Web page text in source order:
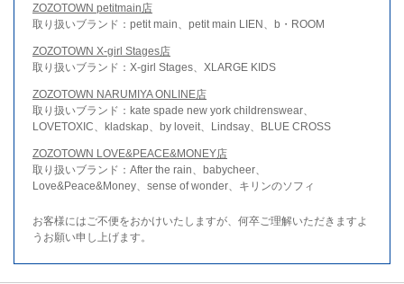
ZOZOTOWN petitmain店
取り扱いブランド：petit main、petit main LIEN、b・ROOM
ZOZOTOWN X-girl Stages店
取り扱いブランド：X-girl Stages、XLARGE KIDS
ZOZOTOWN NARUMIYA ONLINE店
取り扱いブランド：kate spade new york childrenswear、
LOVETOXIC、kladskap、by loveit、Lindsay、BLUE CROSS
ZOZOTOWN LOVE&PEACE&MONEY店
取り扱いブランド：After the rain、babycheer、
Love&Peace&Money、sense of wonder、キリンのソフィ
お客様にはご不便をおかけいたしますが、何卒ご理解いただきますよ
うお願い申し上げます。